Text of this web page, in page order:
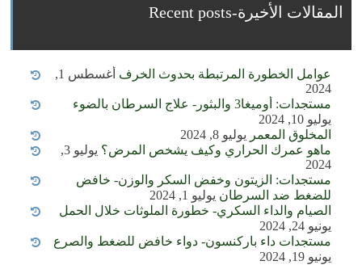
المقالات الأخيرة-Recent posts
عوامل الخطورة المرتبطة بحدوث الخرف
أغسطس 1,
2024
مستجدات: أوميغا3 والبثور- علاج السرطان بالضوء
يوليو 10, 2024
المخلوق المعمر يوليو 8, 2024
ماهو عمرك الحراري وكيف يشخص المرض؟
يوليو 3,
2024
مستجدات: الزيتون وخفض السكر والوزن- خافض
للضغط ضد السرطان يوليو 1, 2024
الصيام والداء السكري- خطورة الملوثات خلال الحمل
يونيو 24, 2024
مستجدات داء باركنسون- دواء خافض للضغط والصرع
يونيو 19, 2024